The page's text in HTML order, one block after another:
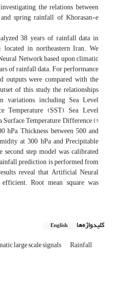
the relations between
spring rainfall of Khorasan-e
38 years of rainfall data in
located in northeastern Iran. We
Network based upon climatic
of rainfall data. For performance
outputs were compared with the
of this study, the relationships
variations, including Sea Level
Temperature (SST), Sea Level
Surface Temperature Difference (?
hPa, Thickness between 500 and
at 300 hPa and Precipitable
step, model was calibrated
prediction is performed from
reveal that Artificial Neural
Root mean square was
کلیدواژه‌ها English
large scale signals Rainfall